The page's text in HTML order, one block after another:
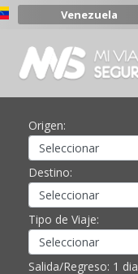
Venezuela
Colombia
Mexico
Peru
Origen:
Destino:
Tipo de Viaje:
Salida/Regreso: 1 dia